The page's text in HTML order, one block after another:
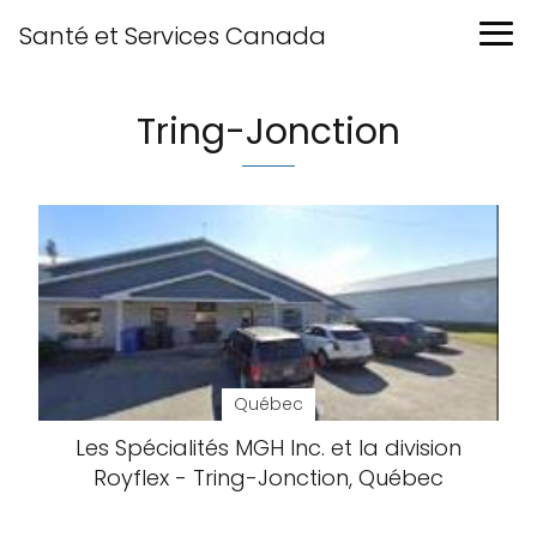
Santé et Services Canada
Tring-Jonction
Québec
Les Spécialités MGH Inc. et la division
Royflex - Tring-Jonction, Québec